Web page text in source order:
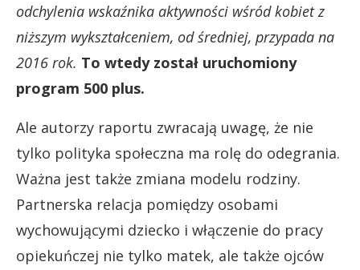
odchylenia wskaźnika aktywności wśród kobiet z
niższym wykształceniem, od średniej, przypada na
2016 rok. To wtedy został uruchomiony
program 500 plus.
Ale autorzy raportu zwracają uwagę, że nie
tylko polityka społeczna ma rolę do odegrania.
Ważna jest także zmiana modelu rodziny.
Partnerska relacja pomiędzy osobami
wychowującymi dziecko i włączenie do pracy
opiekuńczej nie tylko matek, ale także ojców